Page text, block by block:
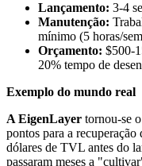
Lançamento: 3-4
Manutenção:
mínimo (5 horas/
Orçamento: $500-
20% tempo de
Exemplo do mundo real
A EigenLayer tornou-se
pontos para a
dólares de TVL antes do
passaram meses a